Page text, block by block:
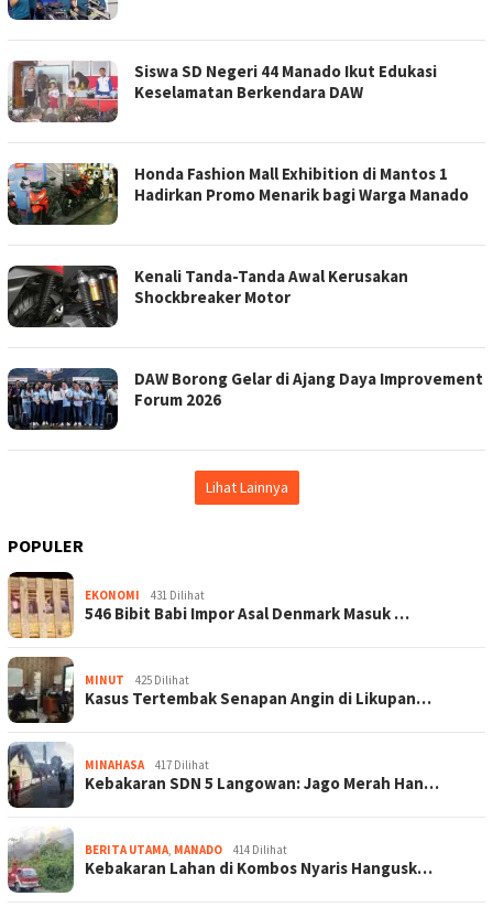
Siswa SD Negeri 44 Manado Ikut Edukasi
Keselamatan Berkendara DAW
Honda Fashion Mall Exhibition di Mantos 1
Hadirkan Promo Menarik bagi Warga Manado
Kenali Tanda-Tanda Awal Kerusakan
Shockbreaker Motor
DAW Borong Gelar di Ajang Daya Improvement
Forum 2026
Lihat Lainnya
POPULER
EKONOMI 431 Dilihat
546 Bibit Babi Impor Asal Denmark Masuk …
MINUT 425 Dilihat
Kasus Tertembak Senapan Angin di Likupan…
MINAHASA 417 Dilihat
Kebakaran SDN 5 Langowan: Jago Merah Han…
BERITA UTAMA MANADO 414 Dilihat
Kebakaran Lahan di Kombos Nyaris Hangusk…